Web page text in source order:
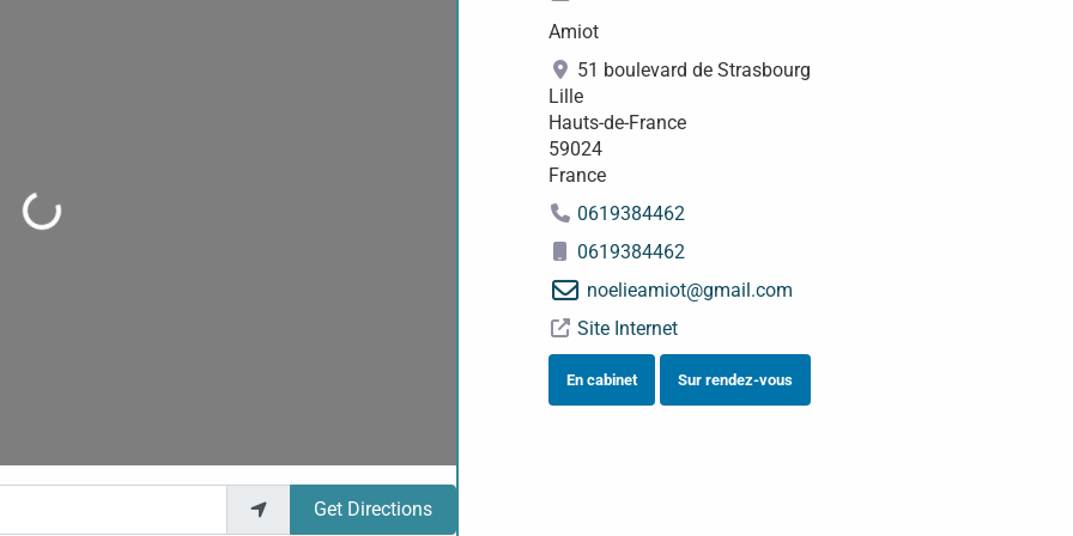
Get Directions
Amiot
51 boulevard de Strasbourg
Lille
Hauts-de-France
59024
France
0619384462
0619384462
noelieamiot@gmail.com
Site Internet
En cabinet Sur rendez-vous